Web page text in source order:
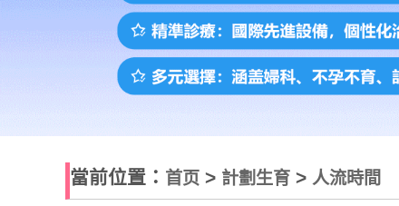
當前位置： 首页 > 計劃生育 > 人流時間